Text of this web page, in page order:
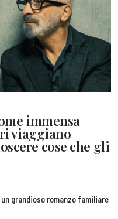
immensa
viaggiano
cose che gli
grandioso romanzo familiare